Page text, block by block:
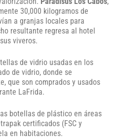
30,000 kilogramos de
a granjas locales para
resultante regresa al hotel
viveros.
de vidrio usadas en los
de vidrio, donde se
que son comprados y usados
LaFrida.
botellas de plástico en áreas
certificados (FSC y
en habitaciones.